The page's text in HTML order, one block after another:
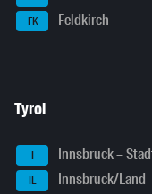
FK Feldkirch
Tyrol
I Innsbruck –
IL Innsbruck/Land